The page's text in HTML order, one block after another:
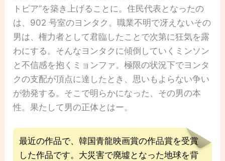
トピア”を築き上げることに。住民代表となったの
は、902 号室のヨンタク。職業不明で冴えないその
男は、権力者として君臨したことで次第に狂気を露
わにする。そんなヨンタクに傾倒していくミンソン
と不信感を抱くミョンファ。極限の状況下でヨンタ
クの支配が頂点に達したとき、思いもよらない争い
が勃発する。そこで明らかになった、その男の本
性。果たして男の正体とはー。
最近の作品で、韓国青龍映画賞の作品賞を受賞
した作品です。大災害で廃墟となった地球を背